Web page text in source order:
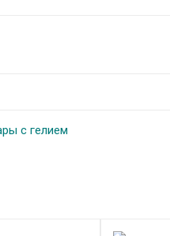
с гелием